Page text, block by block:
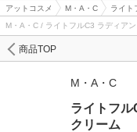
アットコスメ M・A・C ライト
M・A・C / ライトフルC3 ラディア
商品TOP
M・A・C
ライトフ
クリーム